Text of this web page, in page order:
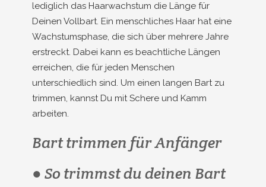
lediglich das Haarwachstum die Länge für
Deinen Vollbart. Ein menschliches Haar hat eine
Wachstumsphase, die sich über mehrere Jahre
erstreckt. Dabei kann es beachtliche Längen
erreichen, die für jeden Menschen
unterschiedlich sind. Um einen langen Bart zu
trimmen, kannst Du mit Schere und Kamm
arbeiten.
Bart trimmen für Anfänger
● So trimmst du deinen Bart